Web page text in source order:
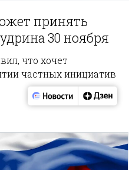
принять
30 ноября
что хочет
частных инициатив